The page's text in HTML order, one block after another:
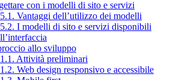
con i modelli di sito e servizi
Vantaggi dell’utilizzo dei modelli
I modelli di sito e servizi disponibili
allo sviluppo
Attività preliminari
Web design responsivo e accessibile